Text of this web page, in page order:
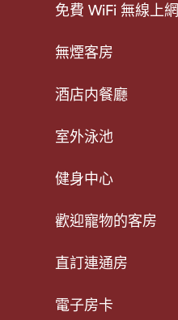
免費 WiFi 無線上網
無煙客房
酒店内餐廳
室外泳池
健身中心
歡迎寵物的客房
直訂連通房
電子房卡